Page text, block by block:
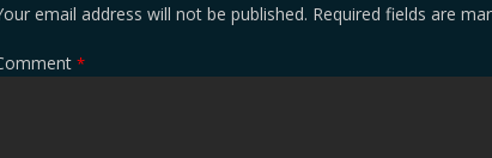
email address will not be published. Required fields are
*